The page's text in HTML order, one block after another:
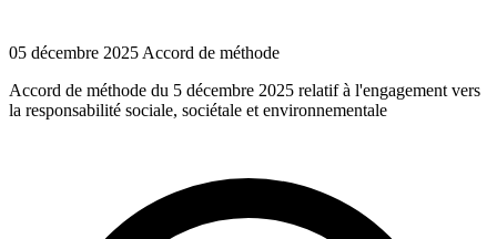
05 décembre 2025 Accord de méthode
Accord de méthode du 5 décembre 2025 relatif à l'engagement vers
la responsabilité sociale, sociétale et environnementale